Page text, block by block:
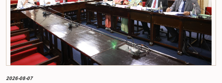
ஆணைக்குழுவே இத்தகைய சம்பளங்களை நிர்ணயித்து வந்த போதிலும், தற்போது அத்தகைய
ஆணைக்குழு இல்லையெனவும் அதிகாரிகள் குறிப்பிட்டனர்.கணக்காய்வாளர் நாயகத்திற்கான
முன்மொழியப்பட்ட சம்பள மட்டத்தை குழு அங்கீகரித்திருந்தாலும், அப்பதவிக்கு வழங்கப்பட்டுள்ள
பொறுப்புகள் மற்றும் கடமைகளின் முக்கியத்துவத்தை கருத்தில் கொண்டு, அந்தச் சம்பளம் மேலும்
உயர்ந்த மட்டத்தில் இருக்க வேண்டும் என்ற கருத்தை குழுத் தலைவர் உள்ளிட்ட உறுப்பினர்கள்
முன்வைத்தனர்.அதன்படி, எதிர்காலத்தில் இச்சம்பள மட்டம் தொடர்பாக மேலும் கவனம் செலுத்தி
தேவையான தீர்மானங்கள் எடுக்கப்பட வேண்டியதன் அவசியம் குழுவில் வலியுறுத்தப்பட்டது. மேலும்,
நிரந்தரமானதும் சுயாதீனமானதுமான சம்பள மற்றும் பணியாளர் ஆணைக்குழுவை நிறுவுவதற்கான
யோசனையையும் குழுத் தலைவர் முன்வைத்தார்.
2026-08-07